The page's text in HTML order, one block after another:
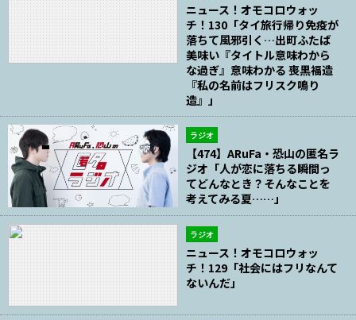
ニュース！オモコロウォッ
チ！130「タイ旅行帰り免疫が
落ちて風邪引く…出町ふたば
美味い『タイトル意味わから
な過ぎ』意味わかる 喪黒福造
『私の名前はフリスク鳴り
造』」
ラジオ
【474】ARuFa・恐山の匿名ラ
ジオ「人が恋に落ちる瞬間っ
てどんなとき？そんなことを
考えてみる夏……」
ラジオ
ニュース！オモコロウォッ
チ！129「社会にはフリなんて
ないんだ」